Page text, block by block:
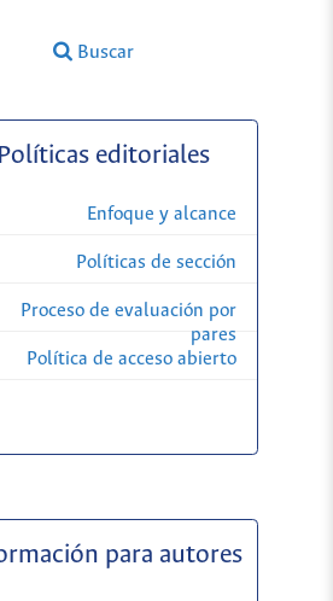
Buscar
Políticas editoriales
Enfoque y alcance
Políticas de sección
Proceso de evaluación por
pares
Política de acceso abierto
para autores